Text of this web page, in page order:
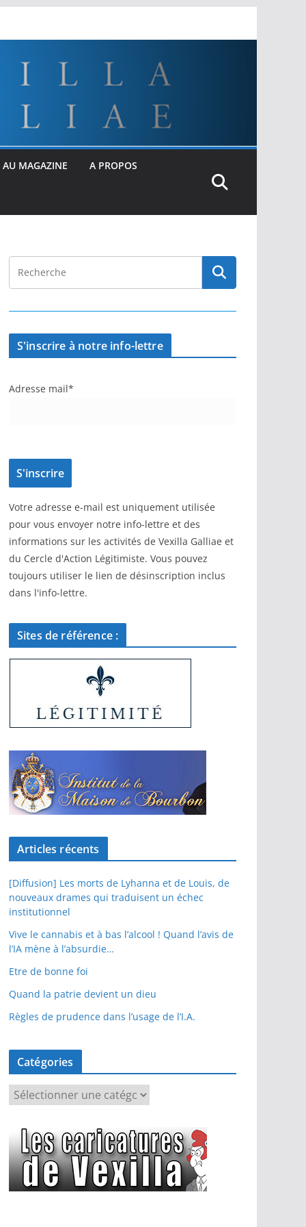
AU MAGAZINE A PROPOS
S'inscrire à notre info-lettre
Adresse mail*
Votre adresse e-mail est uniquement utilisée
pour vous envoyer notre info-lettre et des
informations sur les activités de Vexilla Galliae et
du Cercle d'Action Légitimiste. Vous pouvez
toujours utiliser le lien de désinscription inclus
dans l'info-lettre.
Sites de référence :
Articles récents
[Diffusion] Les morts de Lyhanna et de Louis, de
nouveaux drames qui traduisent un échec
institutionnel
Vive le cannabis et à bas l’alcool ! Quand l’avis de
l’IA mène à l’absurdie…
Etre de bonne foi
Quand la patrie devient un dieu
Règles de prudence dans l’usage de l’I.A.
Catégories
é
g
o
r